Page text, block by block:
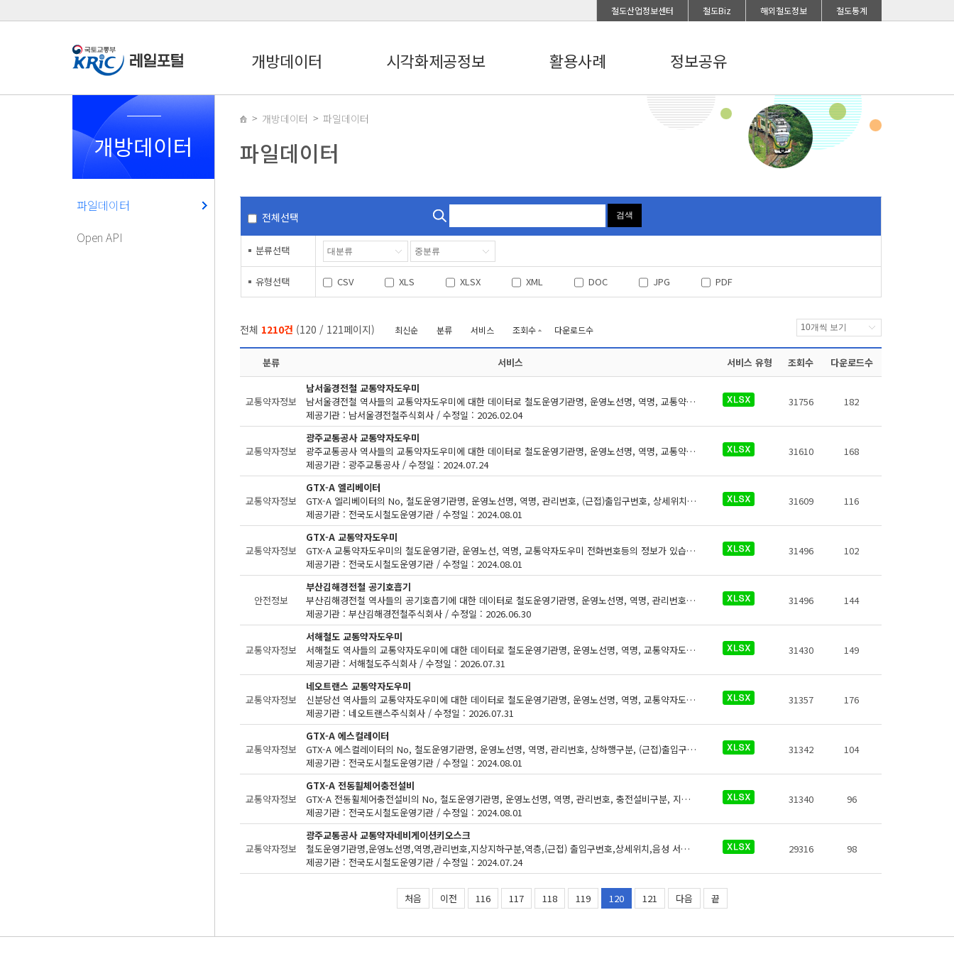
철도산업정보센터 철도Biz 해외철도정보 철도통계
개방데이터 시각화제공정보 활용사례 정보공유
개방데이터
파일데이터
Open API
개방데이터 파일데이터
파일데이터
전체선택 검색
분류선택
유형선택 CSV XLS XLSX XML DOC JPG PDF
전체 1210건 (120 / 121페이지) 최신순 분류 서비스 조회수 다운로드수
분류 서비스 서비스 유형 조회수 다운로드수
교통약자정보
남서울경전철 교통약자도우미
남서울경전철 역사들의 교통약자도우미에 대한 데이터로 철도운영기관명, 운영노선명, 역명, 교통약자도우미 전화번호, 데이터 기준일자, 참고사항이 있습니다.
제공기관 : 남서울경전철주식회사 / 수정일 : 2026.02.04
31756 182
교통약자정보
광주교통공사 교통약자도우미
광주교통공사 역사들의 교통약자도우미에 대한 데이터로 철도운영기관명, 운영노선명, 역명, 교통약자도우미 전화번호, 데이터 기준일자, 참고사항 이 있습니다.
제공기관 : 광주교통공사 / 수정일 : 2024.07.24
31610 168
교통약자정보
GTX-A 엘리베이터
GTX-A 엘리베이터의 No, 철도운영기관명, 운영노선명, 역명, 관리번호, (근접)출입구번호, 상세위치, 시작층(지상/지하), 시작층(운행역층), 종료층(지상/지하), 종료층(운행역층), 정원(인원수), 정원(중량)(kg), 승강기 상태, 승강기 일련번호, 데이터 기준일자, 참고사항등의 정보가 있습니다.
제공기관 : 전국도시철도운영기관 / 수정일 : 2024.08.01
31609 116
교통약자정보
GTX-A 교통약자도우미
GTX-A 교통약자도우미의 철도운영기관, 운영노선, 역명, 교통약자도우미 전화번호등의 정보가 있습니다.
제공기관 : 전국도시철도운영기관 / 수정일 : 2024.08.01
31496 102
안전정보
부산김해경전철 공기호흡기
부산김해경전철 역사들의 공기호흡기에 대한 데이터로 철도운영기관명, 운영노선명, 역명, 관리번호, 역내안전설비구분, 지상지하구분, 역층, 역층구분, 출입구번호, 상세위치, 보유대수, 데이터 기준일자, 참고사항이 있습니다.
제공기관 : 부산김해경전철주식회사 / 수정일 : 2026.06.30
31496 144
교통약자정보
서해철도 교통약자도우미
서해철도 역사들의 교통약자도우미에 대한 데이터로 철도운영기관명, 운영노선명, 역명, 교통약자도우미 전화번호, 데이터 기준일자, 참고사항이 있습니다.
제공기관 : 서해철도주식회사 / 수정일 : 2026.07.31
31430 149
교통약자정보
네오트랜스 교통약자도우미
신분당선 역사들의 교통약자도우미에 대한 데이터로 철도운영기관명, 운영노선명, 역명, 교통약자도우미 전화번호, 데이터 기준일자, 참고사항이 있습니다.
제공기관 : 네오트랜스주식회사 / 수정일 : 2026.07.31
31357 176
교통약자정보
GTX-A 에스컬레이터
GTX-A 에스컬레이터의 No, 철도운영기관명, 운영노선명, 역명, 관리번호, 상하행구분, (근접)출입구번호, 시작층(지상/지하), 시작층(운행역층), 시작층(상세위치), 종료층(지상/지하), 종료층(운행역층), 종료층(상세위치), 승강기 상태, 승강기형폭, 승강기 일련번호, 데이터 기준일자, 참고사항등의 정보가 있습니다.
제공기관 : 전국도시철도운영기관 / 수정일 : 2024.08.01
31342 104
교통약자정보
GTX-A 전동휠체어충전설비
GTX-A 전동휠체어충전설비의 No, 철도운영기관명, 운영노선명, 역명, 관리번호, 충전설비구분, 지상지하구분, 역층, 커넥터구분, 상세위치, 충전설비수, 이용요금, 전화번호, 데이터 기준일자, 참고사항등의 정보가 있습니다.
제공기관 : 전국도시철도운영기관 / 수정일 : 2024.08.01
31340 96
교통약자정보
광주교통공사 교통약자네비게이션키오스크
철도운영기관명,운영노선명,역명,관리번호,지상지하구분,역층,(근접) 출입구번호,상세위치,음성 서비스 여부,점자 서비스 여부,시각 서비스 여부,운영기관, 운영기관전화번호 정보
제공기관 : 전국도시철도운영기관 / 수정일 : 2024.07.24
29316 98
처음 이전 116 117 118 119 120 121 다음 끝